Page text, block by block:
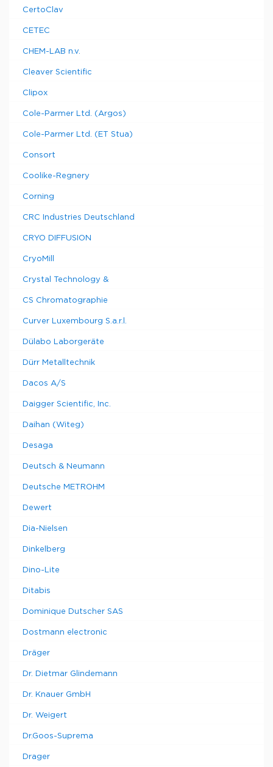
CertoClav
CETEC
CHEM-LAB n.v.
Cleaver Scientific
Clipox
Cole-Parmer Ltd. (Argos)
Cole-Parmer Ltd. (ET Stua)
Consort
Coolike-Regnery
Corning
CRC Industries Deutschland
CRYO DIFFUSION
CryoMill
Crystal Technology &
CS Chromatographie
Curver Luxembourg S.a.r.l.
Dülabo Laborgeräte
Dürr Metalltechnik
Dacos A/S
Daigger Scientific, Inc.
Daihan (Witeg)
Desaga
Deutsch & Neumann
Deutsche METROHM
Dewert
Dia-Nielsen
Dinkelberg
Dino-Lite
Ditabis
Dominique Dutscher SAS
Dostmann electronic
Dräger
Dr. Dietmar Glindemann
Dr. Knauer GmbH
Dr. Weigert
Dr.Goos-Suprema
Drager